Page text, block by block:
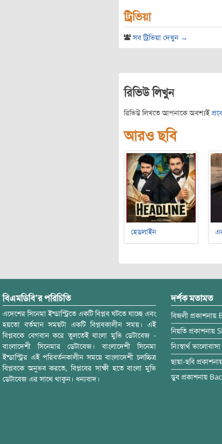
ট্রিভিয়া
সব ট্রিভিয়া দেখুন →
রিভিউ লিখুন
রিভিউ লিখতে আপনাকে অবশ্যই
আরও ছবি
হেডলাইন
বিএমডিবি’র পরিচিতি
এদেশের সিনেমা ইন্ডাস্ট্রিতে একটি বিপ্লব ঘটতে যাচ্ছে এবং
হয়তো বর্তমান সময়টা একটি বিপ্লবকালীন সময়। এই
বিপ্লবকে বেগবান করে তুলতেই বাংলা মুভি ডেটাবেজ -
বাংলাদেশী সিনেমার ডেটাবেজ। বাংলাদেশী সিনেমা
ইন্ডাস্ট্রির এই পরিবর্তনকালীন সময়ে বাংলাদেশী চলচ্চিত্র
বিপ্লবকে অনুভব করতে, বিপ্লবের সাক্ষী হতে বাংলা মুভি
ডেটাবেজ এর সাথে থাকুন। ধন্যবাদ।
দর্শক মতামত
বিজলী প্রকাশনায়
নিয়তি প্রকাশনায়
নিঃস্বার্থ ভালোবাসা
ছায়া-ছবি
ডুব প্রকাশনায়